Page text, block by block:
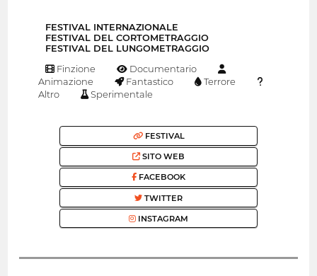
FESTIVAL INTERNAZIONALE
FESTIVAL DEL CORTOMETRAGGIO
FESTIVAL DEL LUNGOMETRAGGIO
Finzione
Documentario
Animazione
Fantastico
Terrore
Altro
Sperimentale
FESTIVAL
SITO WEB
FACEBOOK
TWITTER
INSTAGRAM